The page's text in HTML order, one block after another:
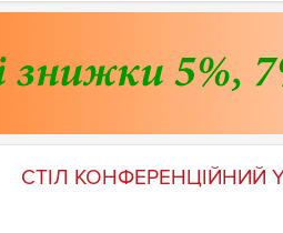
СТІЛ КОНФЕРЕНЦІЙНИЙ